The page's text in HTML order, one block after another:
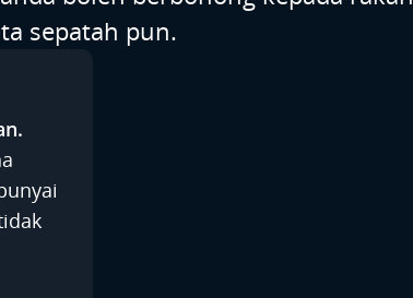
sepatah pun.